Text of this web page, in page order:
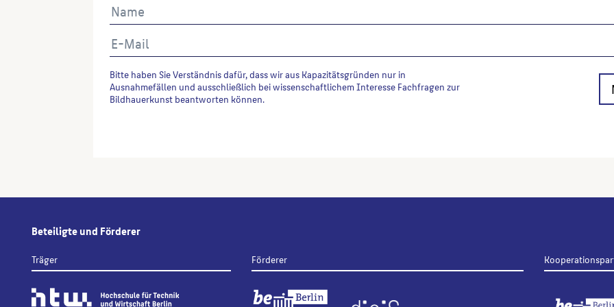
Bitte haben Sie Verständnis dafür, dass wir aus Kapazitätsgründen nur in
Ausnahmefällen und ausschließlich bei wissenschaftlichem Interesse Fachfragen zur
Bildhauerkunst beantworten können.
Beteiligte und Förderer
Träger Förderer